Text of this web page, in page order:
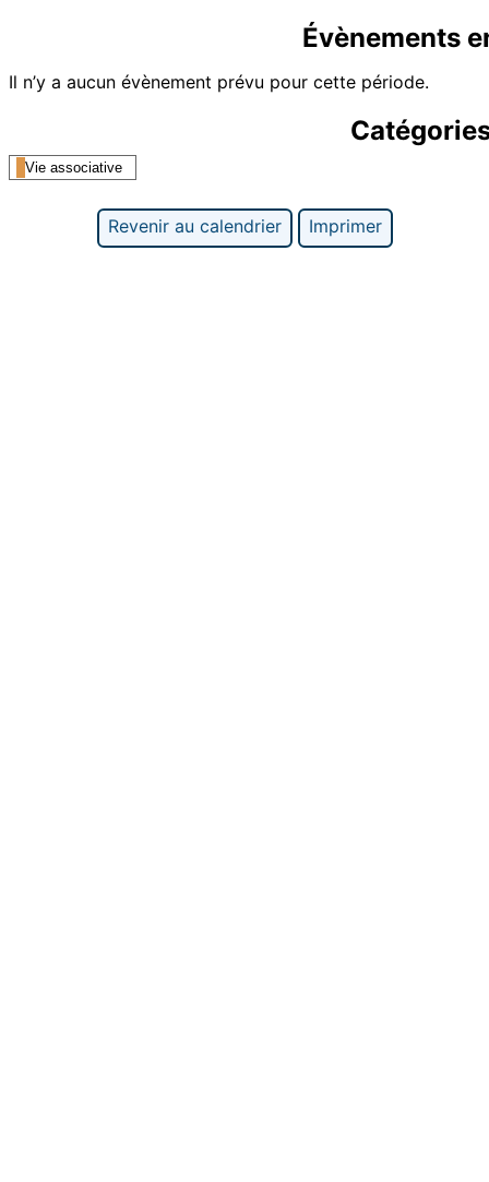
Évènements
Il n’y a aucun évènement prévu pour cette période.
Vie associative
Revenir au calendrier Imprimer